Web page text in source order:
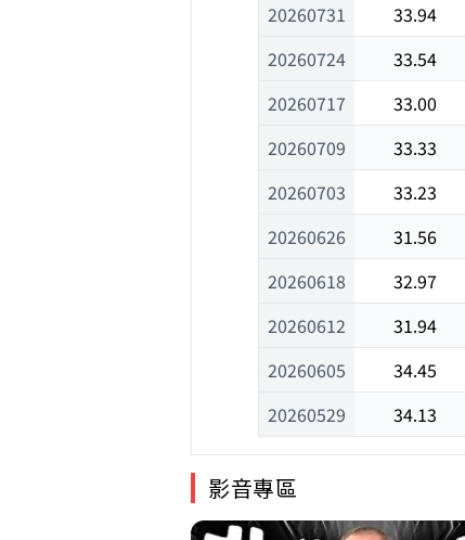
20260731
20260724
20260717
20260709
20260703
20260626
20260618
20260612
20260605
20260529
33.94
33.54
33.00
33.33
33.23
31.56
32.97
31.94
34.45
34.13
影音專區